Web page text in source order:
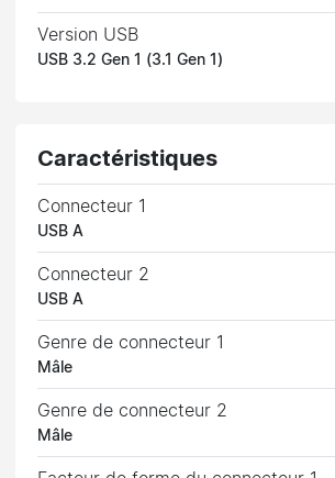
Version USB
USB 3.2 Gen 1 (3.1 Gen 1)
Caractéristiques
Connecteur 1
USB A
Connecteur 2
USB A
Genre de connecteur 1
Mâle
Genre de connecteur 2
Mâle